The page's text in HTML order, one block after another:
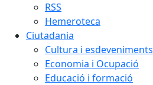
RSS
Hemeroteca
Ciutadania
Cultura i esdeveniments
Economia i Ocupació
Educació i formació